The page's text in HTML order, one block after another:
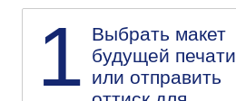
1 Выбрать макет
будущей печати
или отправить